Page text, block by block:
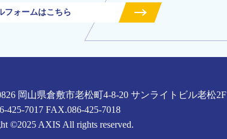
フォームはこちら
岡山県倉敷市老松町4-8-20サンライトビル老松2F
425-7017 FAX.086-425-7018
©2025 AXIS All rights reserved.